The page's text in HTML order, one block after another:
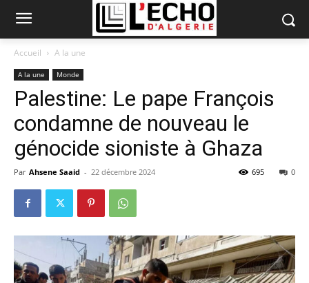
Accueil A la une
A la une Monde
Palestine: Le pape François
condamne de nouveau le
génocide sioniste à Ghaza
Par Ahsene Saaid - 22 décembre 2024 0
695